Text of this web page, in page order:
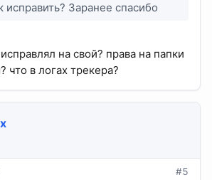
исправить? Заранее спасибо
на свой? права на папки
что в логах трекера?
#5